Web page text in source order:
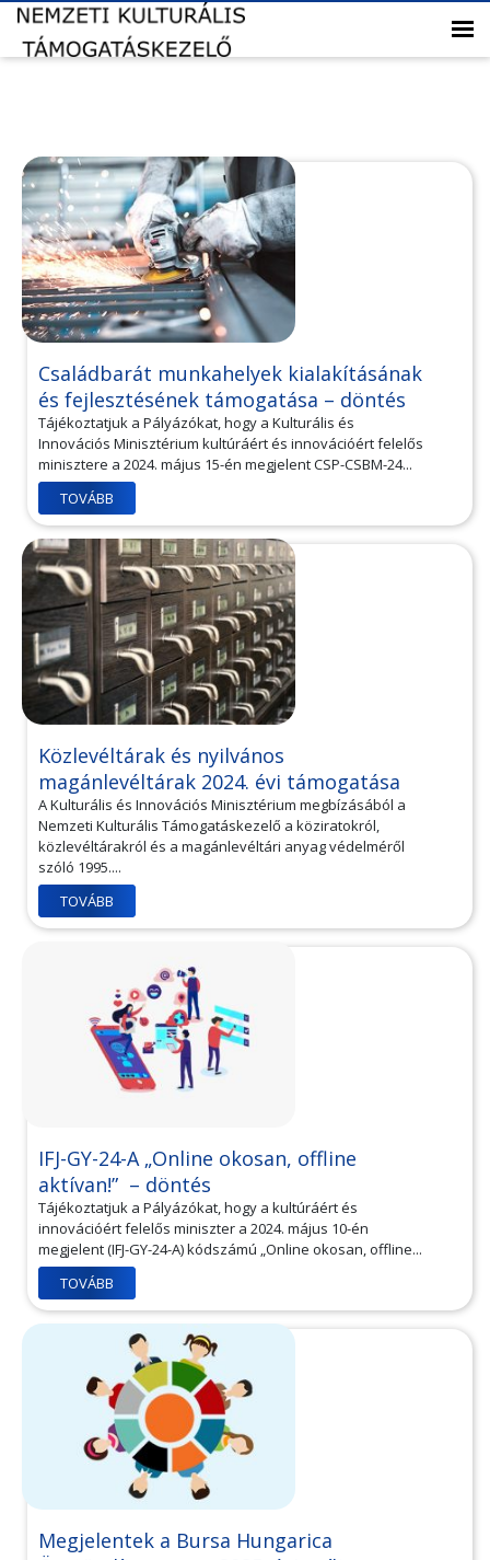
Családbarát munkahelyek kialakításának
és fejlesztésének támogatása – döntés
Tájékoztatjuk a Pályázókat, hogy a Kulturális és
Innovációs Minisztérium kultúráért és innovációért felelős
minisztere a 2024. május 15-én megjelent CSP-CSBM-24...
TOVÁBB
Közlevéltárak és nyilvános
magánlevéltárak 2024. évi támogatása
A Kulturális és Innovációs Minisztérium megbízásából a
Nemzeti Kulturális Támogatáskezelő a köziratokról,
közlevéltárakról és a magánlevéltári anyag védelméről
szóló 1995....
TOVÁBB
IFJ-GY-24-A „Online okosan, offline
aktívan!” – döntés
Tájékoztatjuk a Pályázókat, hogy a kultúráért és
innovációért felelős miniszter a 2024. május 10-én
megjelent (IFJ-GY-24-A) kódszámú „Online okosan, offline...
TOVÁBB
Megjelentek a Bursa Hungarica